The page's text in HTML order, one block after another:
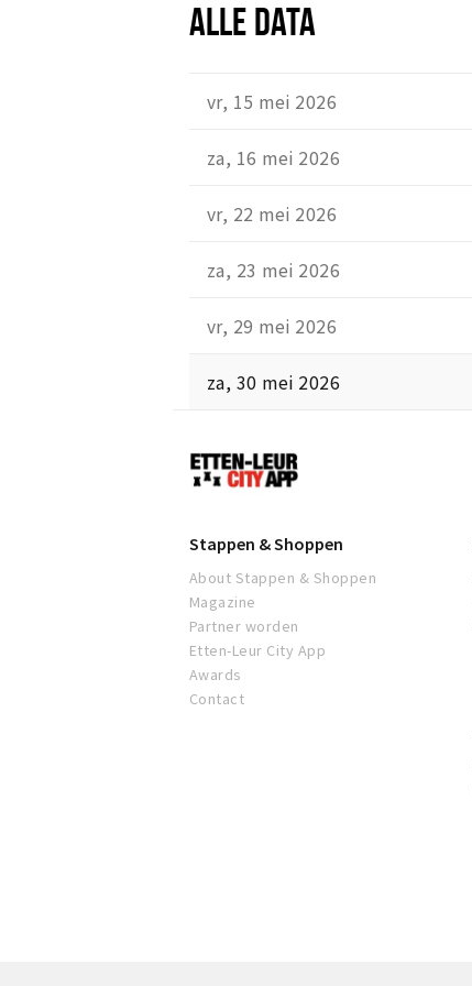
ALLE DATA
vr, 15 mei 2026
za, 16 mei 2026
vr, 22 mei 2026
za, 23 mei 2026
vr, 29 mei 2026
za, 30 mei 2026
Etten-
Leur
Stappen & Shoppen
About Stappen & Shoppen
Magazine
Partner worden
Etten-Leur City App
Awards
Contact